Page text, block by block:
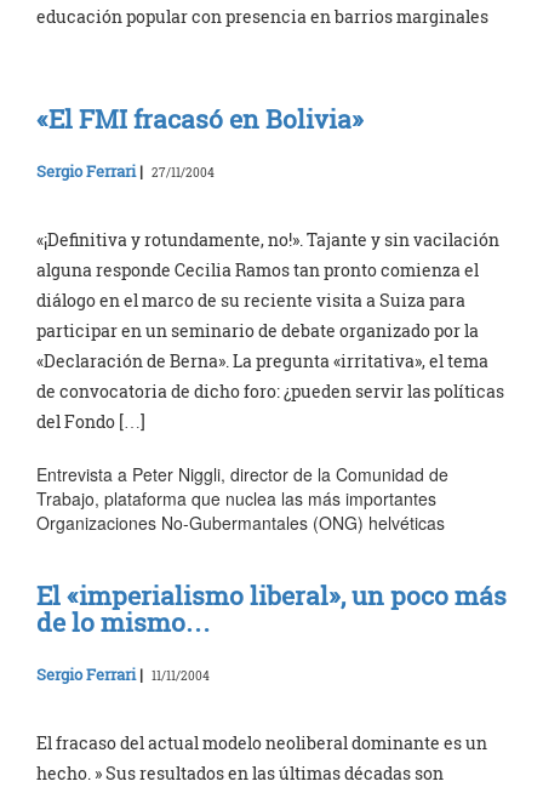
educación popular con presencia en barrios marginales
«El FMI fracasó en Bolivia»
Sergio Ferrari| 27/11/2004
«¡Definitiva y rotundamente, no!». Tajante y sin vacilación
alguna responde Cecilia Ramos tan pronto comienza el
diálogo en el marco de su reciente visita a Suiza para
participar en un seminario de debate organizado por la
«Declaración de Berna». La pregunta «irritativa», el tema
de convocatoria de dicho foro: ¿pueden servir las políticas
del Fondo […]
Entrevista a Peter Niggli, director de la Comunidad de
Trabajo, plataforma que nuclea las más importantes
Organizaciones No-Gubermantales (ONG) helvéticas
El «imperialismo liberal», un poco más
de lo mismo…
Sergio Ferrari| 11/11/2004
El fracaso del actual modelo neoliberal dominante es un
hecho. » Sus resultados en las últimas décadas son